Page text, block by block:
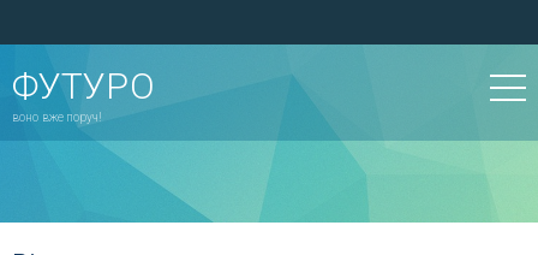
ФУТУРО
воно вже поруч!